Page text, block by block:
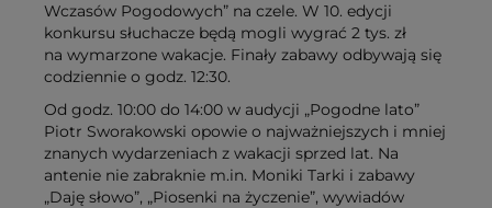
Wczasów Pogodowych” na czele. W 10. edycji
konkursu słuchacze będą mogli wygrać 2 tys. zł
na wymarzone wakacje. Finały zabawy odbywają się
codziennie o godz. 12:30.
Od godz. 10:00 do 14:00 w audycji „Pogodne lato”
Piotr Sworakowski opowie o najważniejszych i mniej
znanych wydarzeniach z wakacji sprzed lat. Na
antenie nie zabraknie m.in. Moniki Tarki i zabawy
„Daję słowo”, „Piosenki na życzenie”, wywiadów